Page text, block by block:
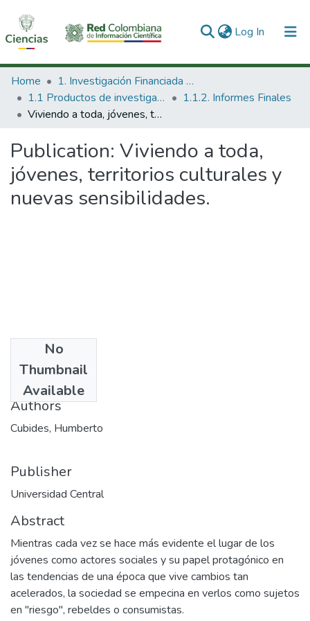
Log In (current)
Communities & Collections
All of DSpace
Home
1. Investigación Financiada con Recursos Públicos
1.1 Productos de investigación
1.1.2. Informes Finales
Viviendo a toda, jóvenes, territorios culturales y nuevas sensibilidades.
Publication: Viviendo a toda,
jóvenes, territorios culturales y
nuevas sensibilidades.
No
Thumbnail
Available
1998
Authors
Cubides, Humberto
Publisher
Universidad Central
Abstract
Mientras cada vez se hace más evidente el lugar de los
jóvenes como actores sociales y su papel protagónico en
las tendencias de una época que vive cambios tan
acelerados, la sociedad se empecina en verlos como sujetos
en "riesgo", rebeldes o consumistas.